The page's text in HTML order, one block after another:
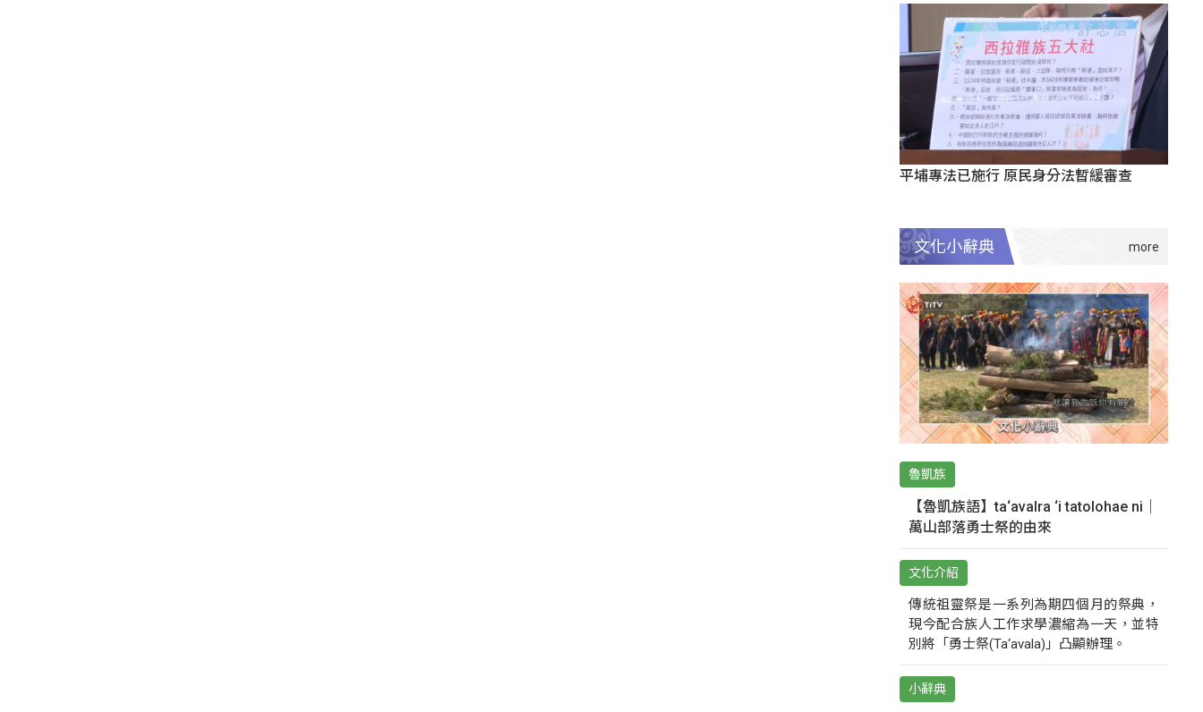
平埔專法已施行 原民身分法暫緩審查
文化小辭典
魯凱族
【魯凱族語】ta‘avalra ‘i tatolohae ni｜
萬山部落勇士祭的由來
文化介紹
傳統祖靈祭是一系列為期四個月的祭典，
現今配合族人工作求學濃縮為一天，並特
別將「勇士祭(Ta‘avala)」凸顯辦理。
小辭典